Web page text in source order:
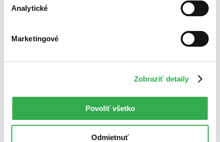
Analytické
Marketingové
Zobraziť detaily
Povoliť všetko
Odmietnuť